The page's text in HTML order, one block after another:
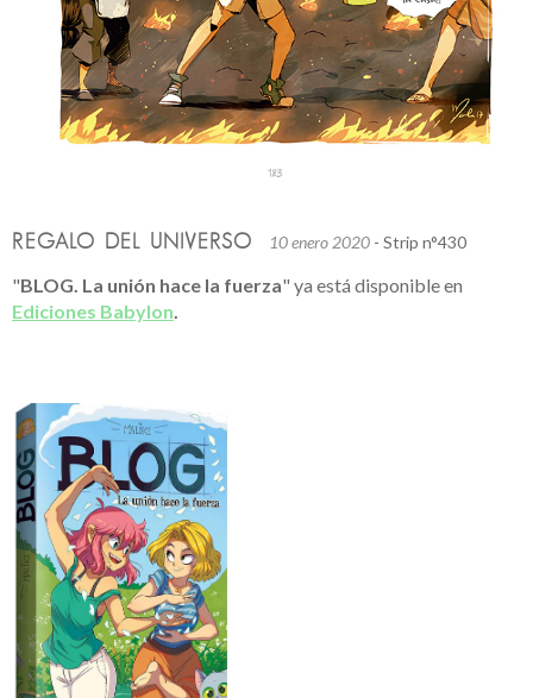
REGALO DEL UNIVERSO 10 enero 2020 - Strip n°430
"BLOG. La unión hace la fuerza" ya está disponible en
Ediciones Babylon.